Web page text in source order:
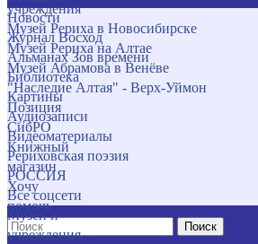
учреждения
Музей Рериха в Новосибирске
Музей Рериха на Алтае
Музей Абрамова в Венёве
"Наследие Алтая" - Верх-Уймон
Позиция
СибРО
Книжный
магазин
Хочу
помочь
Поиск
Новости
Журнал Восход
Альманах Зов времени
Библиотека
Картины
Аудиозаписи
Видеоматериалы
Рериховская поэзия
РОССИЯ
Все соцсети
Музеи и
учреждения